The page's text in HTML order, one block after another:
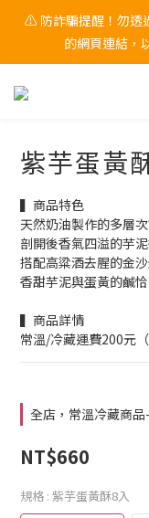
🚨 中秋檔期 9/1~9/
禮需
⚠ 防詐騙提醒！勿透
的網頁連結，
🚨 中秋檔期 9/1~9/
紫芋蛋黃
▍商品特色
天然奶油製作的多層
剖開後香氣四溢的芋
搭配高粱酒去腥的金
香甜芋泥與蛋黃的鹹
▍商品詳情
常溫/冷藏運費200元
全店，常溫冷藏商
NT$660
規格 : 紫芋蛋黃酥8入